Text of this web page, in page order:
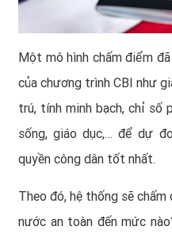
Một mô hình chấm điểm
của chương trình CBI như
trú, tính minh bạch, chỉ số
sống, giáo dục,… để dự
quyền công dân tốt nhất.
Theo đó, hệ thống sẽ
nước an toàn đến mức